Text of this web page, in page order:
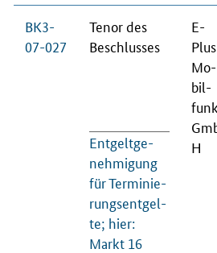
BK3-
07-027
Te­nor des
Be­schlus­ses
Ent­gelt­ge­
neh­mi­gung
für Ter­mi­nie­
rungs­ent­gel­
te; hier:
Markt 16
E-
Plus
Mo­
bil­
funk
H